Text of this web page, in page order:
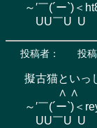
～′￣(´ー`)＜
UU￣U  U
投稿者： 投
擬古猫といっ
∧ ∧
～′￣(´ー`)＜
UU￣U  U